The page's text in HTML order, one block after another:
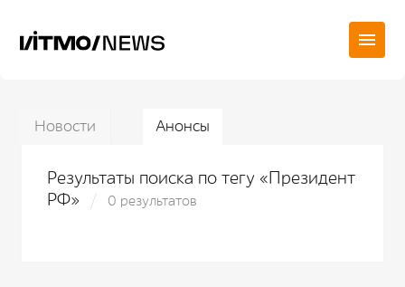
Новости Анонсы
Результаты поиска по тегу «Президент
РФ»
0 результатов